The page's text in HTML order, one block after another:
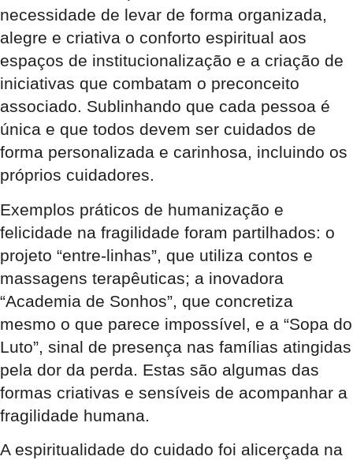
necessidade de levar de forma organizada,
alegre e criativa o conforto espiritual aos
espaços de institucionalização e a criação de
iniciativas que combatam o preconceito
associado. Sublinhando que cada pessoa é
única e que todos devem ser cuidados de
forma personalizada e carinhosa, incluindo os
próprios cuidadores.
Exemplos práticos de humanização e
felicidade na fragilidade foram partilhados: o
projeto “entre-linhas”, que utiliza contos e
massagens terapêuticas; a inovadora
“Academia de Sonhos”, que concretiza
mesmo o que parece impossível, e a “Sopa do
Luto”, sinal de presença nas famílias atingidas
pela dor da perda. Estas são algumas das
formas criativas e sensíveis de acompanhar a
fragilidade humana.
A espiritualidade do cuidado foi alicerçada na